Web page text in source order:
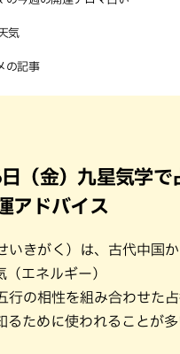
気
の記事
（金）九星気学で
アドバイス
いきがく）は、古代中国
（エネルギー）
行の相性を組み合わせた
るために使われることが